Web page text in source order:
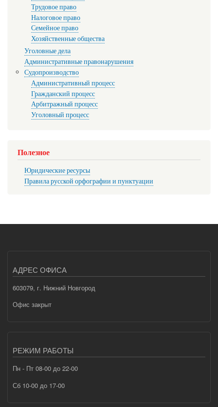
Трудовое право
Налоговое право
Семейное право
Хозяйственные общества
Уголовные дела
Административные правонарушения
Судопроизводство
Административный процесс
Гражданский процесс
Арбитражный процесс
Уголовный процесс
Полезное
Юридические ресурсы
Правила русской орфографии и пунктуации
АДРЕС ОФИСА
603079, г. Нижний Новгород
Офис закрыт
РЕЖИМ РАБОТЫ
Пн - Пт 08-00 до 22-00
Сб 10-00 до 17-00